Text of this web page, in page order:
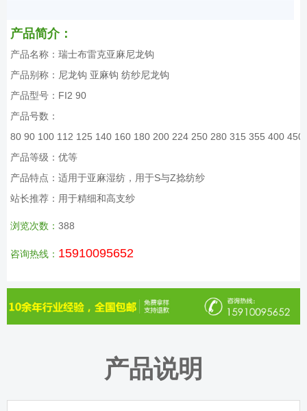
产品简介：
产品名称：瑞士布雷克亚麻尼龙钩
产品别称：尼龙钩 亚麻钩 纺纱尼龙钩
产品型号：FI2 90
产品号数：
80 90 100 112 125 140 160 180 200 224 250 280 315 355 400 450
产品等级：优等
产品特点：适用于亚麻湿纺，用于S与Z捻纺纱
站长推荐：用于精细和高支纱
浏览次数： 388
咨询热线： 15910095652
产品说明